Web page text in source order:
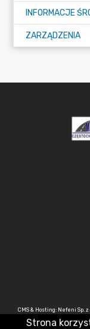
INFORMACJE
ZARZĄDZENIA
CMS & Hosting: Nefeni Sp. z
Strona